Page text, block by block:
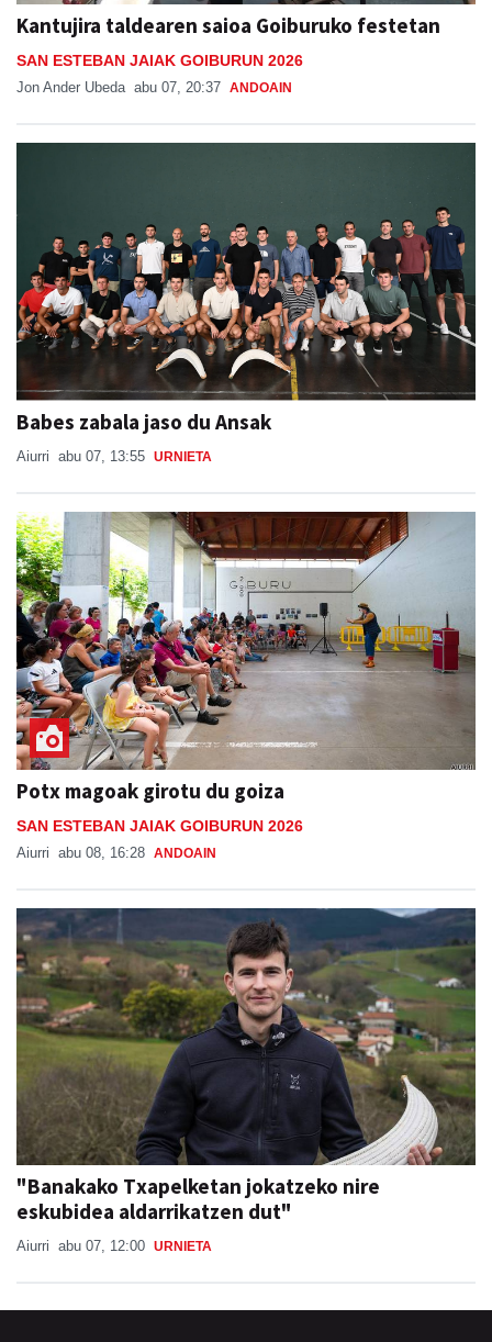
Kantujira taldearen saioa Goiburuko festetan
SAN ESTEBAN JAIAK GOIBURUN 2026
Jon Ander Ubeda abu 07, 20:37 ANDOAIN
Babes zabala jaso du Ansak
Aiurri abu 07, 13:55 URNIETA
Potx magoak girotu du goiza
SAN ESTEBAN JAIAK GOIBURUN 2026
Aiurri abu 08, 16:28 ANDOAIN
"Banakako Txapelketan jokatzeko nire
eskubidea aldarrikatzen dut"
Aiurri abu 07, 12:00 URNIETA